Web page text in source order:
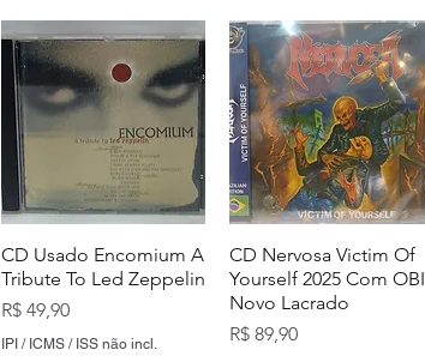
CD Usado Encomium A
Tribute To Led Zeppelin
Preço
R$ 49,90
IPI / ICMS / ISS não incl.
CD Nervosa Victim Of
Yourself 2025 Com OBI
Novo Lacrado
Preço
R$ 89,90